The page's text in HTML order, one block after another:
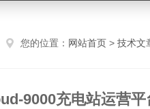
您的位置： 网站首页 > 技术文
9000充电站运营平